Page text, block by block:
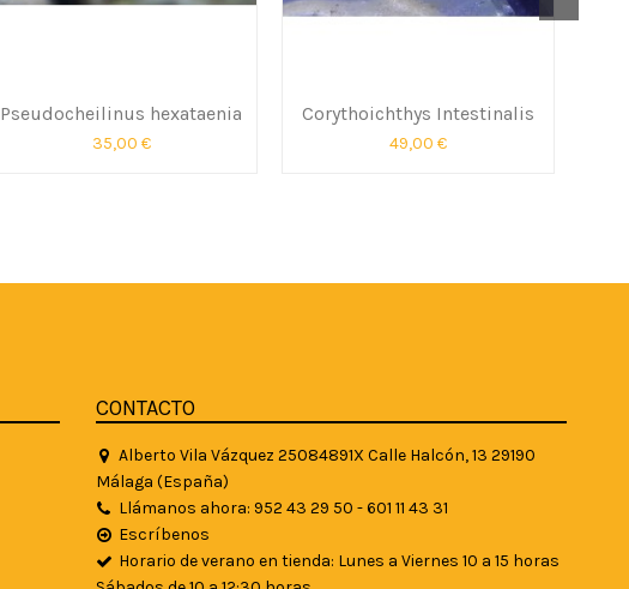
Pseudocheilinus hexataenia
35,00 €
Corythoichthys Intestinalis
49,00 €
CONTACTO
Alberto Vila Vázquez 25084891X Calle Halcón, 13 29190
Málaga (España)
Llámanos ahora: 952 43 29 50 - 601 11 43 31
Escríbenos
Horario de verano en tienda: Lunes a Viernes 10 a 15 horas